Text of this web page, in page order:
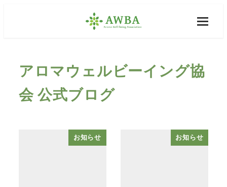
アロマウェルビーイング協
会 公式ブログ
お知らせ お知らせ